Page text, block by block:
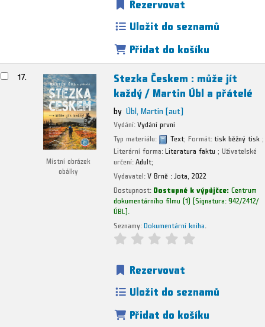
Uložit do seznamů
Přidat do košíku
17.
Místní obrázek
obálky
Stezka Českem : může jít
každý /Martin Úbl a přátelé
by Úbl, Martin[aut]
Vydání:Vydání první
Typ materiálu:
Text; Formát:tisk běžný tisk ;
Literární forma:Literatura faktu ; Uživatelské
určení:Adult;
Vydavatel:V Brně : Jota, 2022
Dostupnost:Dostupné k výpůjčce:Centrum
dokumentárního filmu (1) Signatura:942/2412/
ÚBL
Seznamy:Dokumentární kniha
Rezervovat
Uložit do seznamů
Přidat do košíku